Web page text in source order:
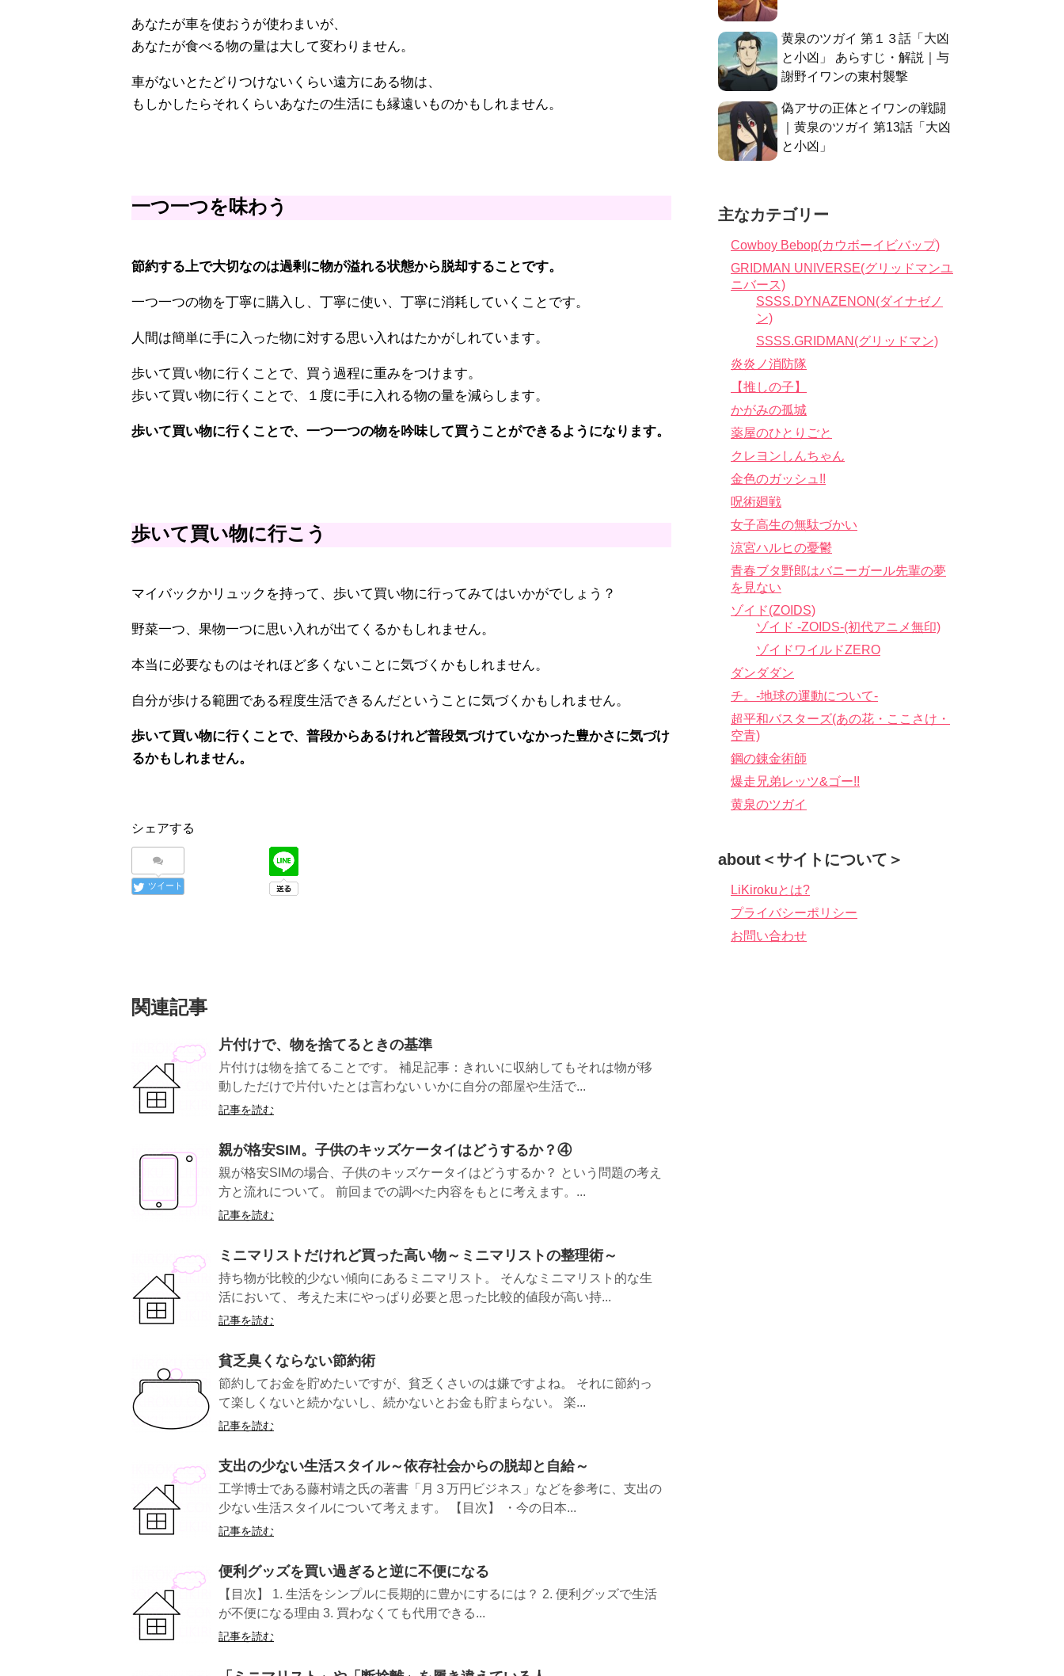
あなたが車を使おうが使わまいが、
あなたが食べる物の量は大して変わりません。
車がないとたどりつけないくらい遠方にある物は、
もしかしたらそれくらいあなたの生活にも縁遠いものかもしれません。
一つ一つを味わう
節約する上で大切なのは過剰に物が溢れる状態から脱却することです。
一つ一つの物を丁寧に購入し、丁寧に使い、丁寧に消耗していくことです。
人間は簡単に手に入った物に対する思い入れはたかがしれています。
歩いて買い物に行くことで、買う過程に重みをつけます。
歩いて買い物に行くことで、１度に手に入れる物の量を減らします。
歩いて買い物に行くことで、一つ一つの物を吟味して買うことができるようになります。
歩いて買い物に行こう
マイバックかリュックを持って、歩いて買い物に行ってみてはいかがでしょう？
野菜一つ、果物一つに思い入れが出てくるかもしれません。
本当に必要なものはそれほど多くないことに気づくかもしれません。
自分が歩ける範囲である程度生活できるんだということに気づくかもしれません。
歩いて買い物に行くことで、普段からあるけれど普段気づけていなかった豊かさに気づけ
るかもしれません。
シェアする
ツイート
関連記事
片付けで、物を捨てるときの基準
片付けは物を捨てることです。 補足記事：きれいに収納してもそれは物が移
動しただけで片付いたとは言わない いかに自分の部屋や生活で...
記事を読む
親が格安SIM。子供のキッズケータイはどうするか？④
親が格安SIMの場合、子供のキッズケータイはどうするか？ という問題の考え
方と流れについて。 前回までの調べた内容をもとに考えます。...
記事を読む
ミニマリストだけれど買った高い物～ミニマリストの整理術～
持ち物が比較的少ない傾向にあるミニマリスト。 そんなミニマリスト的な生
活において、 考えた末にやっぱり必要と思った比較的値段が高い持...
記事を読む
貧乏臭くならない節約術
節約してお金を貯めたいですが、貧乏くさいのは嫌ですよね。 それに節約っ
て楽しくないと続かないし、続かないとお金も貯まらない。 楽...
記事を読む
支出の少ない生活スタイル～依存社会からの脱却と自給～
工学博士である藤村靖之氏の著書「月３万円ビジネス」などを参考に、支出の
少ない生活スタイルについて考えます。 【目次】 ・今の日本...
記事を読む
便利グッズを買い過ぎると逆に不便になる
【目次】 1. 生活をシンプルに長期的に豊かにするには？ 2. 便利グッズで生活
が不便になる理由 3. 買わなくても代用できる...
記事を読む
黄泉のツガイ 第１３話「大凶
と小凶」 あらすじ・解説｜与
謝野イワンの東村襲撃
偽アサの正体とイワンの戦闘
｜黄泉のツガイ 第13話「大凶
と小凶」
主なカテゴリー
Cowboy Bebop(カウボーイビバップ)
GRIDMAN UNIVERSE(グリッドマンユ
ニバース)
SSSS.DYNAZENON(ダイナゼノ
ン)
SSSS.GRIDMAN(グリッドマン)
炎炎ノ消防隊
【推しの子】
かがみの孤城
薬屋のひとりごと
クレヨンしんちゃん
金色のガッシュ!!
呪術廻戦
女子高生の無駄づかい
涼宮ハルヒの憂鬱
青春ブタ野郎はバニーガール先輩の夢
を見ない
ゾイド(ZOIDS)
ゾイド -ZOIDS-(初代アニメ無印)
ゾイドワイルドZERO
ダンダダン
チ。-地球の運動について-
超平和バスターズ(あの花・ここさけ・
空青)
鋼の錬金術師
爆走兄弟レッツ&ゴー!!
黄泉のツガイ
about＜サイトについて＞
LiKirokuとは?
プライバシーポリシー
お問い合わせ